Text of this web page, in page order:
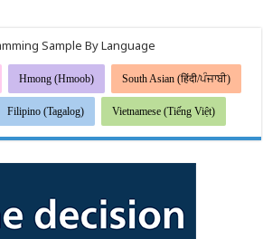
Sample By Language
Hmong (Hmoob) South Asian (हिंदी/ਪੰਜਾਬੀ)
Filipino (Tagalog) Vietnamese (Tiếng Việt)